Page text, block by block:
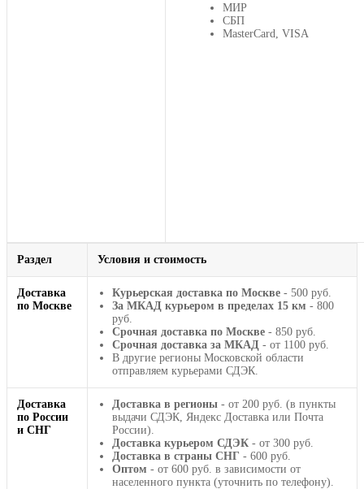
МИР
СБП
MasterCard, VISA
Раздел Условия и стоимость
Доставка
по Москве
Курьерская доставка по Москве - 500 руб.
За МКАД курьером в пределах 15 км - 800
руб.
Срочная доставка по Москве - 850 руб.
Срочная доставка за МКАД - от 1100 руб.
В другие регионы Московской области
отправляем курьерами СДЭК.
Доставка
по России
и СНГ
Доставка в регионы - от 200 руб. (в пункты
выдачи СДЭК, Яндекс Доставка или Почта
России).
Доставка курьером СДЭК - от 300 руб.
Доставка в страны СНГ - 600 руб.
Оптом - от 600 руб. в зависимости от
населенного пункта (уточнить по телефону).